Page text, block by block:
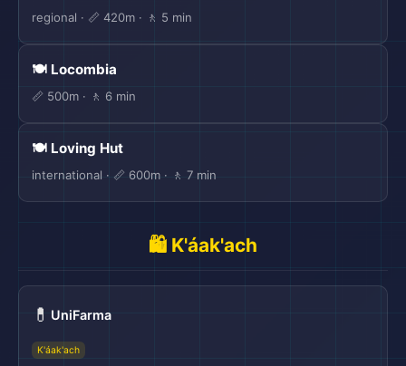
regional · 📏 420m · 🚶 5 min
🍽️ Locombia
📏 500m · 🚶 6 min
🍽️ Loving Hut
international · 📏 600m · 🚶 7 min
🛍️ K'áak'ach
💊 UniFarma
K'áak'ach